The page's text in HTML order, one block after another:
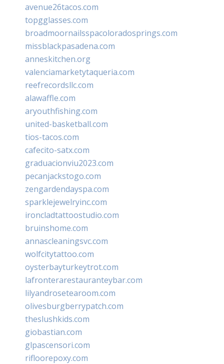
avenue26tacos.com
topgglasses.com
broadmoornailsspacoloradosprings.com
missblackpasadena.com
anneskitchen.org
valenciamarketytaqueria.com
reefrecordsllc.com
alawaffle.com
aryouthfishing.com
united-basketball.com
tios-tacos.com
cafecito-satx.com
graduacionviu2023.com
pecanjackstogo.com
zengardendayspa.com
sparklejewelryinc.com
ironcladtattoostudio.com
bruinshome.com
annascleaningsvc.com
wolfcitytattoo.com
oysterbayturkeytrot.com
lafronterarestauranteybar.com
lilyandrosetearoom.com
olivesburgberrypatch.com
theslushkids.com
giobastian.com
glpascensori.com
rifloorepoxy.com